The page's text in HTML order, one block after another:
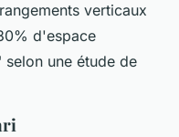
verticaux
d'espace
selon une étude de